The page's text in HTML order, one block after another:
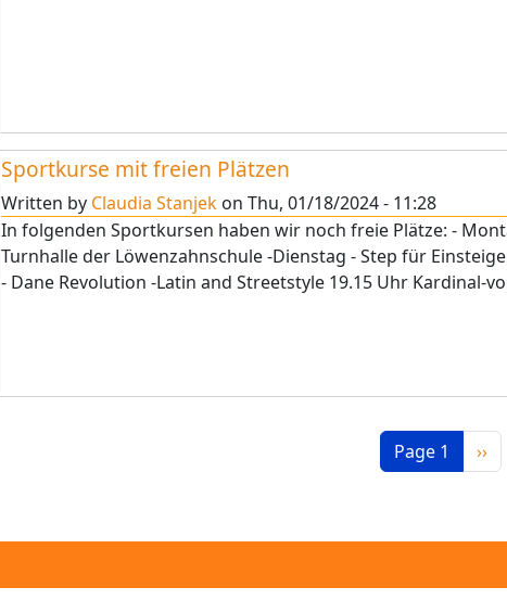
Sportkurse mit freien Plätzen
Written by Claudia Stanjek on Thu, 01/18/2024 - 11:28
In folgenden Sportkursen haben wir noch freie Plätze: -
Turnhalle der Löwenzahnschule -Dienstag - Step für
- Dane Revolution -Latin and Streetstyle 19.15 Uhr Kardinal-
Page 1 ››